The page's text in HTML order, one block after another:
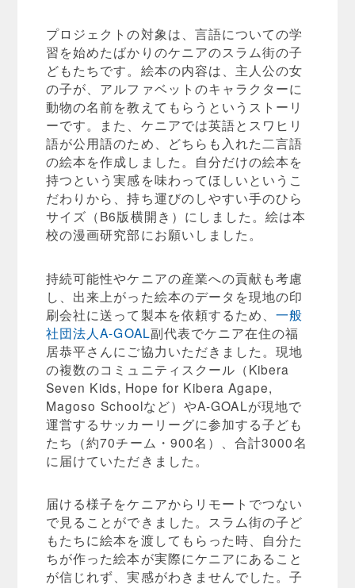
プロジェクトの対象は、言語についての学
習を始めたばかりのケニアのスラム街の子
どもたちです。絵本の内容は、主人公の女
の子が、アルファベットのキャラクターに
動物の名前を教えてもらうというストーリ
ーです。また、ケニアでは英語とスワヒリ
語が公用語のため、どちらも入れた二言語
の絵本を作成しました。自分だけの絵本を
持つという実感を味わってほしいというこ
だわりから、持ち運びのしやすい手のひら
サイズ（B6版横開き）にしました。絵は本
校の漫画研究部にお願いしました。
持続可能性やケニアの産業への貢献も考慮
し、出来上がった絵本のデータを現地の印
刷会社に送って製本を依頼するため、一般
社団法人A-GOAL副代表でケニア在住の福
居恭平さんにご協力いただきました。現地
の複数のコミュニティスクール（Kibera
Seven Kids, Hope for Kibera Agape,
Magoso Schoolなど）やA-GOALが現地で
運営するサッカーリーグに参加する子ども
たち（約70チーム・900名）、合計3000名
に届けていただきました。
届ける様子をケニアからリモートでつない
で見ることができました。スラム街の子ど
もたちに絵本を渡してもらった時、自分た
ちが作った絵本が実際にケニアにあること
が信じれず、実感がわきませんでした。子